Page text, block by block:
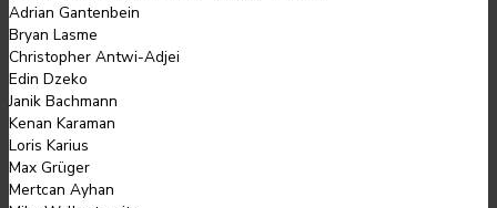
Adrian Gantenbein
Bryan Lasme
Christopher Antwi-Adjei
Edin Dzeko
Janik Bachmann
Kenan Karaman
Loris Karius
Max Grüger
Mertcan Ayhan